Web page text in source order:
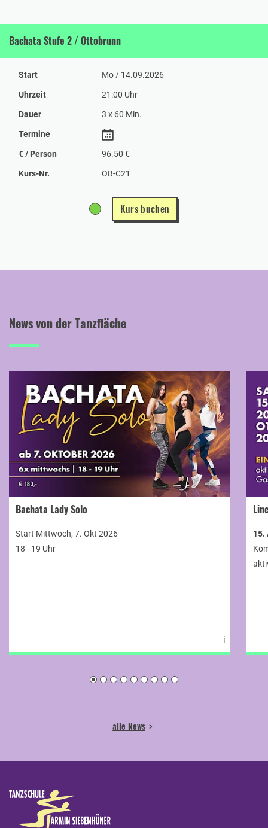
Bachata Stufe 2 / Ottobrunn
Start Mo / 14.09.2026
Uhrzeit 21:00 Uhr
Dauer 3 x 60 Min.
Termine
€ / Person 96.50 €
Kurs-Nr. OB-C21
Kurs buchen
News von der Tanzfläche
Bachata Lady Solo
Start Mittwoch, 7. Okt 2026
18 - 19 Uhr
ℹ
15.
alle News